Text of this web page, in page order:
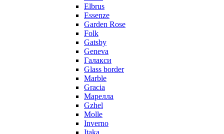
Elbrus
Essenze
Garden Rose
Folk
Gatsby
Geneva
Галакси
Glass border
Marble
Gracia
Марелла
Gzhel
Molle
Inverno
Itaka